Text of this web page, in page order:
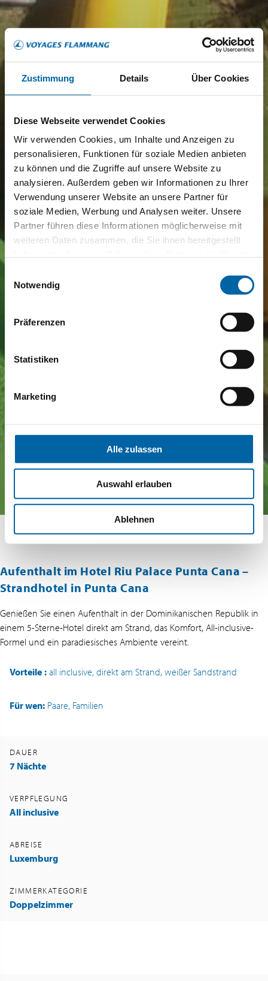
Zustimmung Details Über Cookies
Diese Webseite verwendet Cookies
Wir verwenden Cookies, um Inhalte und Anzeigen zu
personalisieren, Funktionen für soziale Medien anbieten
zu können und die Zugriffe auf unsere Website zu
analysieren. Außerdem geben wir Informationen zu Ihrer
Verwendung unserer Website an unsere Partner für
soziale Medien, Werbung und Analysen weiter. Unsere
Partner führen diese Informationen möglicherweise mit
weiteren Daten zusammen, die Sie ihnen bereitgestellt
Notwendig
Präferenzen
Statistiken
Marketing
Alle zulassen
Auswahl erlauben
Ablehnen
Aufenthalt im Hotel Riu Palace Punta Cana –
Strandhotel in Punta Cana
Genießen Sie einen Aufenthalt in der Dominikanischen Republik in
einem 5-Sterne-Hotel direkt am Strand, das Komfort, All-inclusive-
Formel und ein paradiesisches Ambiente vereint.
Vorteile : all inclusive, direkt am Strand, weißer Sandstrand
Für wen: Paare, Familien
DAUER
7 Nächte
VERPFLEGUNG
All inclusive
ABREISE
Luxemburg
ZIMMERKATEGORIE
Doppelzimmer